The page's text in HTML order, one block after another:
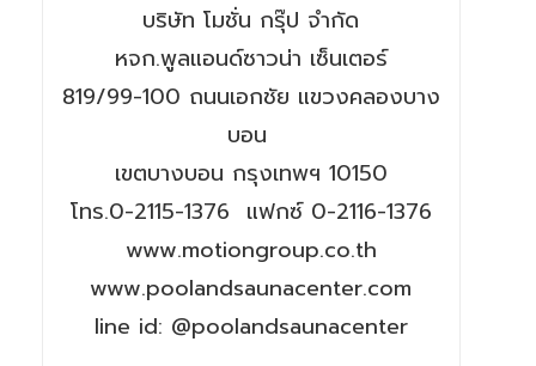
บริษัท โมชั่น กรุ๊ป จำกัด
หจก.พูลแอนด์ซาวน่า เซ็นเตอร์
819/99-100 ถนนเอกชัย แขวงคลองบาง
บอน
เขตบางบอน กรุงเทพฯ 10150
โทร.0-2115-1376 แฟกซ์ 0-2116-1376
www.motiongroup.co.th
www.poolandsaunacenter.com
line id: @poolandsaunacenter